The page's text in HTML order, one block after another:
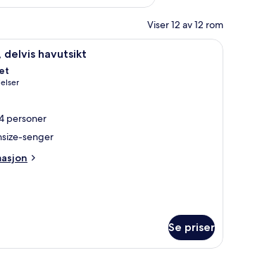
Viser 12 av 12 rom
dekorert 1 soverom, minibar, safe på rommet og
delvis havutsikt
personer
senger
Se priser